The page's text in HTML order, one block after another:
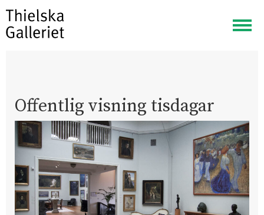
Visa
meny
Offentlig visning tisdagar